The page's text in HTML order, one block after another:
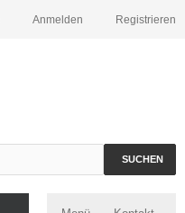
Registrieren
Anmelden
SUCHEN